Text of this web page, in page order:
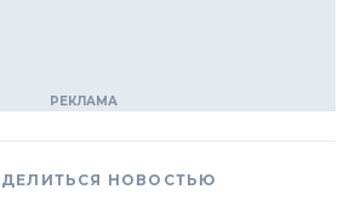
НОВОСТЬЮ